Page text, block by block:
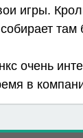
игры.
очень
в